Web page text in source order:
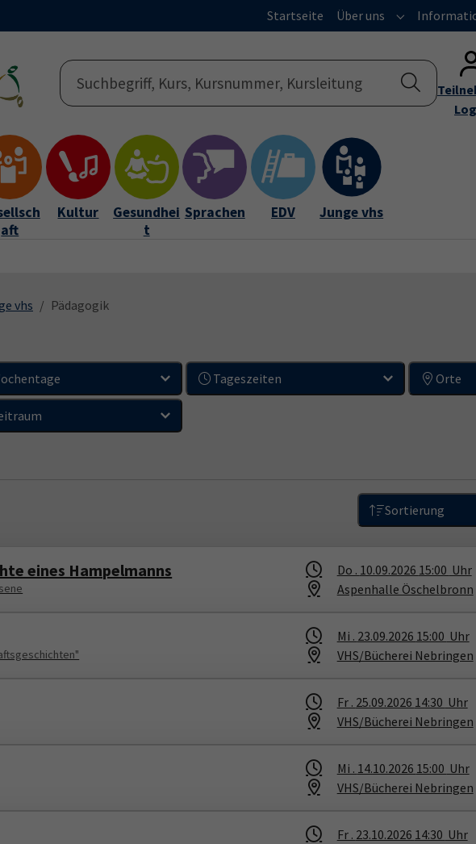
Startseite Über uns Submenu for
aft
Kultur
Gesundhei
t
Sprachen EDV Junge vhs
vhs Pädagogik
Tageszeiten Orte
Sortierung
eines Hampelmanns Do . 10.09.2026 15:00 Uhr
Aspenhalle Öschelbronn
Mi . 23.09.2026 15:00 Uhr
VHS/Bücherei Nebringen
Fr . 25.09.2026 14:30 Uhr
VHS/Bücherei Nebringen
Mi . 14.10.2026 15:00 Uhr
VHS/Bücherei Nebringen
Fr . 23.10.2026 14:30 Uhr